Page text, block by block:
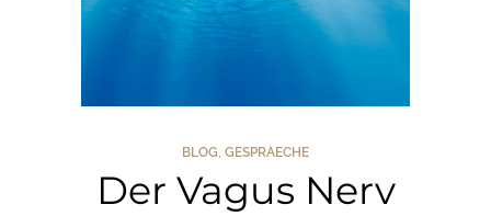
BLOG, GESPRAECHE
Der Vagus Nerv